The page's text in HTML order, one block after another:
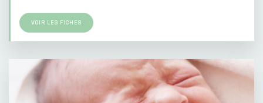
VOIR LES FICHES